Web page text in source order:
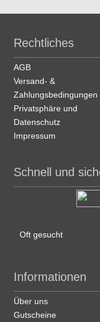
Rechtliches
AGB
Versand- &
Zahlungsbedingungen
Privatsphäre und
Datenschutz
Impressum
Schnell und
Oft gesucht
Informationen
Über uns
Gutscheine